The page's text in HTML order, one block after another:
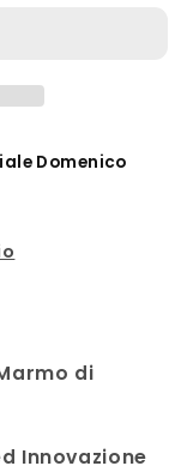
Domenico
di
Innovazione